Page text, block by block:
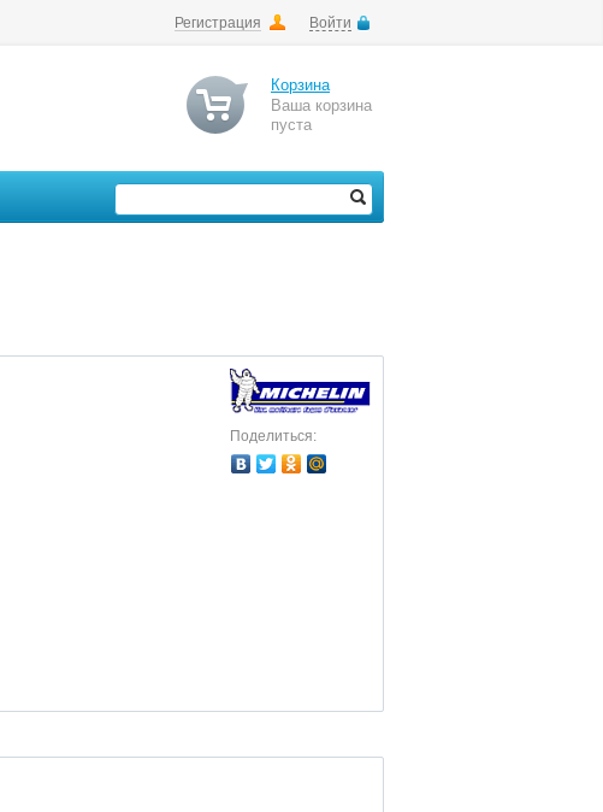
Регистрация Войти
Корзина
Ваша корзина
пуста
Поделиться: